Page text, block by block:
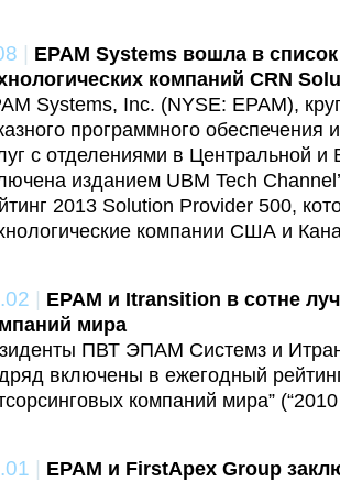
| EPAM Systems вошла в
компаний CRN
Systems, Inc. (NYSE: EPAM),
программного
с отделениями в Центральной и
изданием UBM Tech
2013 Solution Provider 500,
компании США и
| EPAM и Itransition в сотне
мира
ПВТ ЭПАМ Системз и
включены в ежегодный
компаний мира”
| EPAM и FirstApex Group